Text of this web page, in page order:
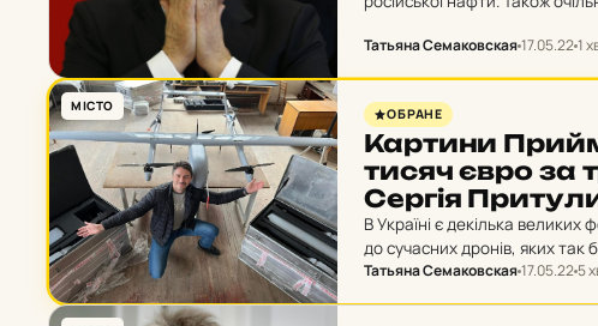
Татьяна Семаковская17.05.221
МІСТО ОБРАНЕ
Кар­ти­ни
тисяч євро за
Сергія
В Україні є декілька великих
до сучасних дронів, яких так
належить і благодійний
Татьяна Семаковская17.05.225